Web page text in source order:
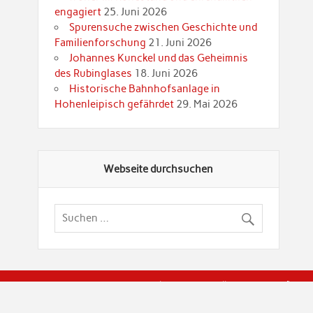
engagiert 25. Juni 2026
Spurensuche zwischen Geschichte und
Familienforschung 21. Juni 2026
Johannes Kunckel und das Geheimnis
des Rubinglases 18. Juni 2026
Historische Bahnhofsanlage in
Hohenleipisch gefährdet 29. Mai 2026
Webseite durchsuchen
© Brandenburgische Genealogische Gesellschaft (BGG)